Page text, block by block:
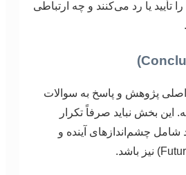
تأیید یا رد می‌کنند و چه ارتباطی
پژوهش و پاسخ به سوالات
بخش نباید صرفاً تکرار
شامل چشم‌اندازهای آینده و